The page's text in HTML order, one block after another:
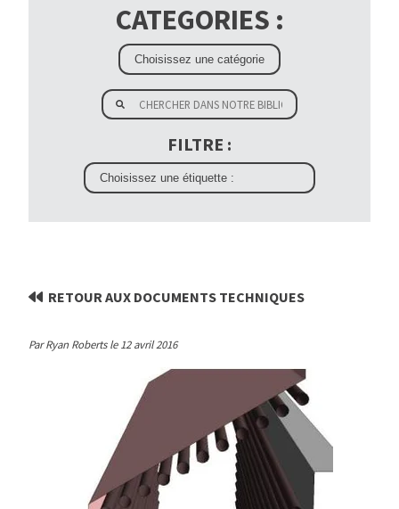
CATEGORIES :
FILTRE :
RETOUR AUX DOCUMENTS TECHNIQUES
Par Ryan Roberts le 12 avril 2016